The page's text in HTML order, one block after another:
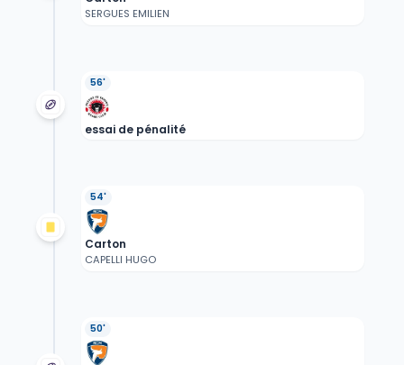
SERGUES EMILIEN
56'
essai de pénalité
54'
Carton
CAPELLI HUGO
50'